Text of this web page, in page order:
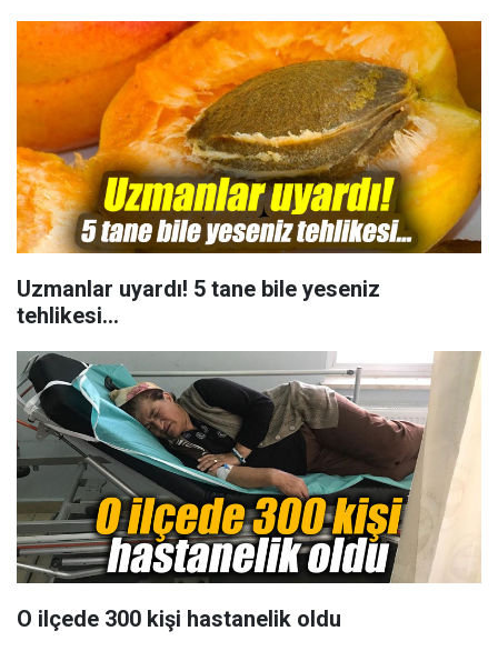
Uzmanlar uyardı! 5 tane bile yeseniz
tehlikesi...
O ilçede 300 kişi hastanelik oldu